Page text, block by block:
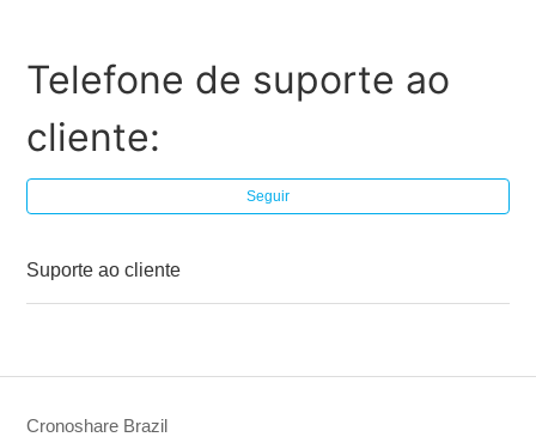
Telefone de suporte ao
cliente:
Seguir
Suporte ao cliente
Cronoshare Brazil